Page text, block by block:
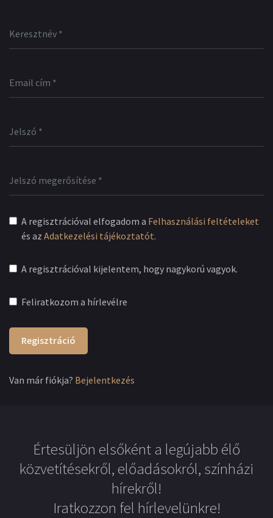
A regisztrációval elfogadom a Felhasználási feltételeket
és az Adatkezelési tájékoztatót.
A regisztrációval kijelentem, hogy nagykorú vagyok.
Feliratkozom a hírlevélre
Regisztráció
Van már fiókja? Bejelentkezés
Értesüljön elsőként a legújabb élő
közvetítésekről, előadásokról, színházi
hírekről!
Iratkozzon fel hírlevelünkre!